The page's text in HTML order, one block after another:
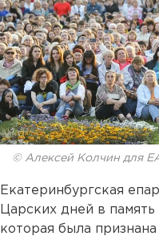
© Алексей Колчин для
Екатеринбургская
Царских дней в
которая была